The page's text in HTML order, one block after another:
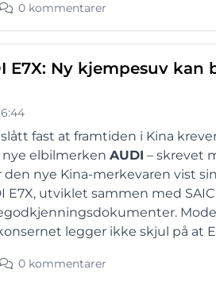
0 kommentarer
E7X: Ny kjempesuv
fast at framtiden i Kina
elbilmerken AUDI – skrevet
den nye Kina-merkevaren vist
E7X, utviklet sammen med
legger ikke skjul på at
0 kommentarer